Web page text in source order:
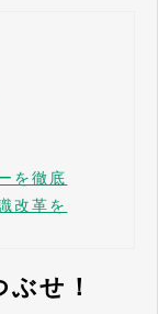
を徹底
改革を
せ！